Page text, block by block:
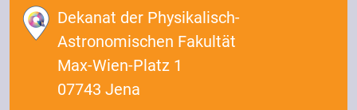
Dekanat der Physikalisch-
Astronomischen Fakultät
Max-Wien-Platz 1
07743 Jena